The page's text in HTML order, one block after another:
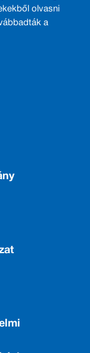
olvasni
a